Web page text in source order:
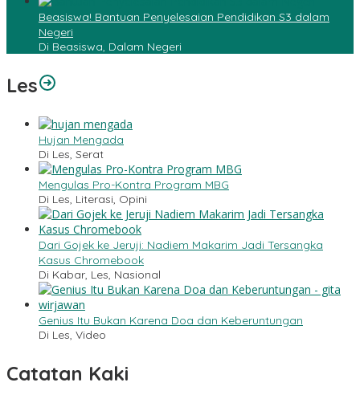
Beasiswa! Bantuan Penyelesaian Pendidikan S3 dalam
Negeri
Di Beasiswa, Dalam Negeri
Les
Hujan Mengada
Di Les, Serat
Mengulas Pro-Kontra Program MBG
Di Les, Literasi, Opini
Dari Gojek ke Jeruji: Nadiem Makarim Jadi Tersangka
Kasus Chromebook
Di Kabar, Les, Nasional
Genius Itu Bukan Karena Doa dan Keberuntungan
Di Les, Video
Catatan Kaki